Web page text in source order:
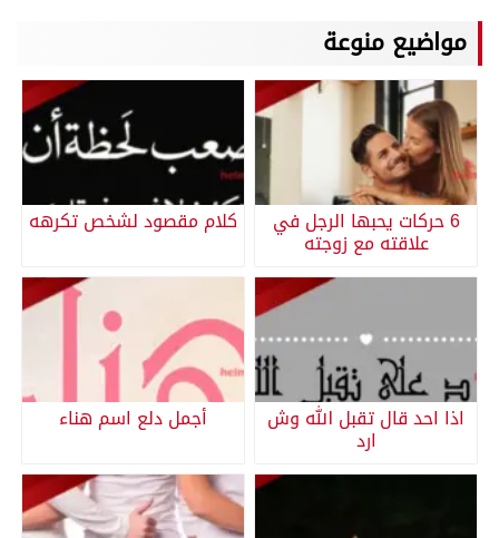
مواضيع منوعة
6 حركات يحبها الرجل في
علاقته مع زوجته
كلام مقصود لشخص تكرهه
اذا احد قال تقبل الله وش
ارد
أجمل دلع اسم هناء